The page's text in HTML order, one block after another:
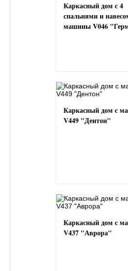
Каркасный дом с 4
спальнями и
машины V046
Каркасный дом с
V449 "Дентон"
Каркасный дом с
V437 "Аврора"